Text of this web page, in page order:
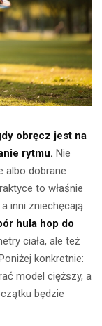
obręcz jest na
rytmu. Nie
albo dobrane
to właśnie
inni zniechęcają
hula hop do
ciała, ale też
konkretnie:
model cięższy, a
będzie